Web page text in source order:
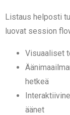
Listaus helposti
luovat session
Visuaaliset
hetkeä
äänet